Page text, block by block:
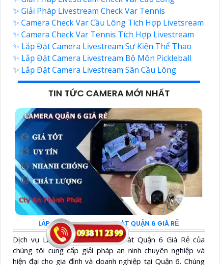
✨ Giải Pháp Livestream Check Var Tennis
✨ Camera Check Var Cầu Lông Tích Hợp Livetsream
✨ Camera Check Var Tennis Tích Hợp Livestream
✨ Lắp Đặt Camera Livestream Sự Kiện Thể Thao
✨ Lắp Đặt Camera Livestream Bộ Môn Pickleball
✨ Lắp Đặt Camera Livestream Sân Cầu Lông
TIN TỨC CAMERA MỚI NHẤT
LẮP ĐẶT CAMERA QUAN SÁT QUẬN 6 GIÁ RẺ
Dịch vụ Lắp đặt Camera Quan Sát Quận 6 Giá Rẻ của
chúng tôi cung cấp giải pháp an ninh chuyên nghiệp và
hiện đại cho gia đình và doanh nghiệp tại Quận 6. Chúng